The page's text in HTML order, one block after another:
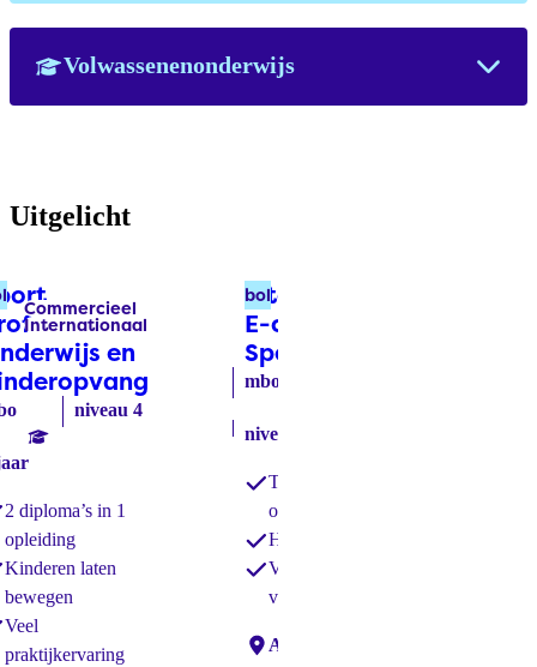
Volwassenenonderwijs
Uitgelicht
en
niveau 4
2 diploma’s in 1
opleiding
Kinderen laten
bewegen
Veel
praktijkervaring
International
E-commerce
Specialist
mbo
niveau 4
bol
Tweetalig
onderwijs
Haal 2 diploma’s
Veel aandacht
voor jou
Locaties:
Amersfoort
Labels:
Commercieel
Internationaal